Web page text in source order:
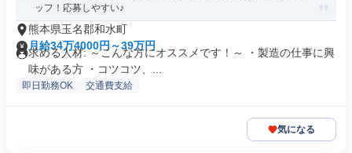
ッフ！応募しやすい♪
熊本県玉名郡和水町
月給34万4000円～39万円
求める人材: ～こんな方にオススメです！～ ・製造の仕事に興
味がある方 ・コツコツ、...
即日勤務OK 交通費支給
気になる